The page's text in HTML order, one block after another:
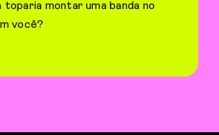
toparia montar uma banda no
você?